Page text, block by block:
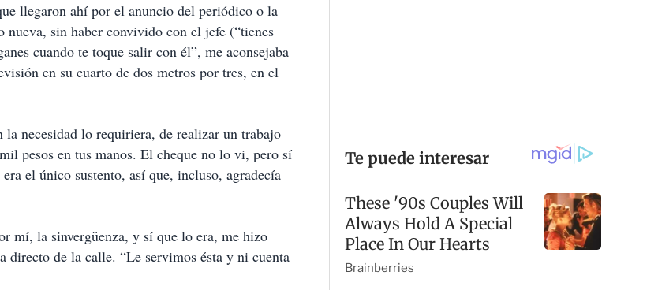
llegaron ahí por el anuncio del periódico o la
nueva, sin haber convivido con el jefe (“tienes
cuando te toque salir con él”, me aconsejaba
en su cuarto de dos metros por tres, en el
necesidad lo requiriera, de realizar un trabajo
pesos en tus manos. El cheque no lo vi, pero sí
el único sustento, así que, incluso, agradecía
mí, la sinvergüenza, y sí que lo era, me hizo
directo de la calle. “Le servimos ésta y ni cuenta